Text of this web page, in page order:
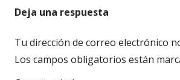
Deja una respuesta
Tu dirección de correo electrónico
Los campos obligatorios están